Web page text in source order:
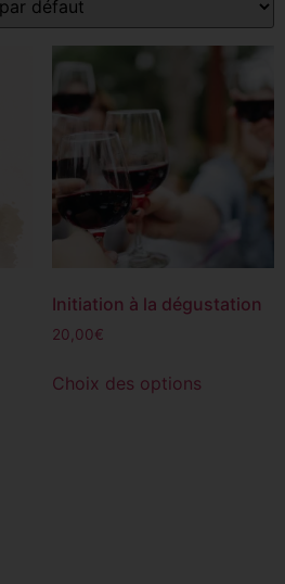
Initiation à la dégustation
20,00€
Choix des options